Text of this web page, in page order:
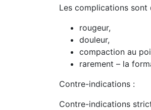
Les complications sont
rougeur,
douleur,
compaction au
rarement – la
Contre-indications :
Contre-indications